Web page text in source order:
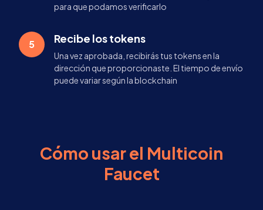
para que podamos verificarlo
5 Recibe los tokens
Una vez aprobada, recibirás tus tokens en la
dirección que proporcionaste. El tiempo de envío
puede variar según la blockchain
Cómo usar el Multicoin
Faucet